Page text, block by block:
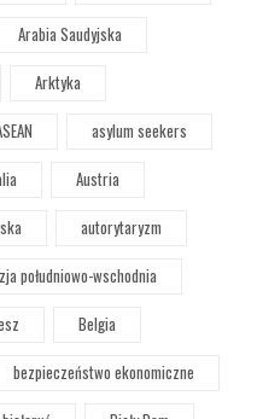
Arabia Saudyjska
Arktyka
asylum seekers
Austria
autorytaryzm
południowo-wschodnia
Belgia
bezpieczeństwo ekonomiczne